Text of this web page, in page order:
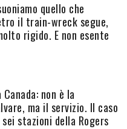
quello che
il train-wreck segue,
rigido. E non esente
non è la
ma il servizio. Il caso
stazioni della Rogers